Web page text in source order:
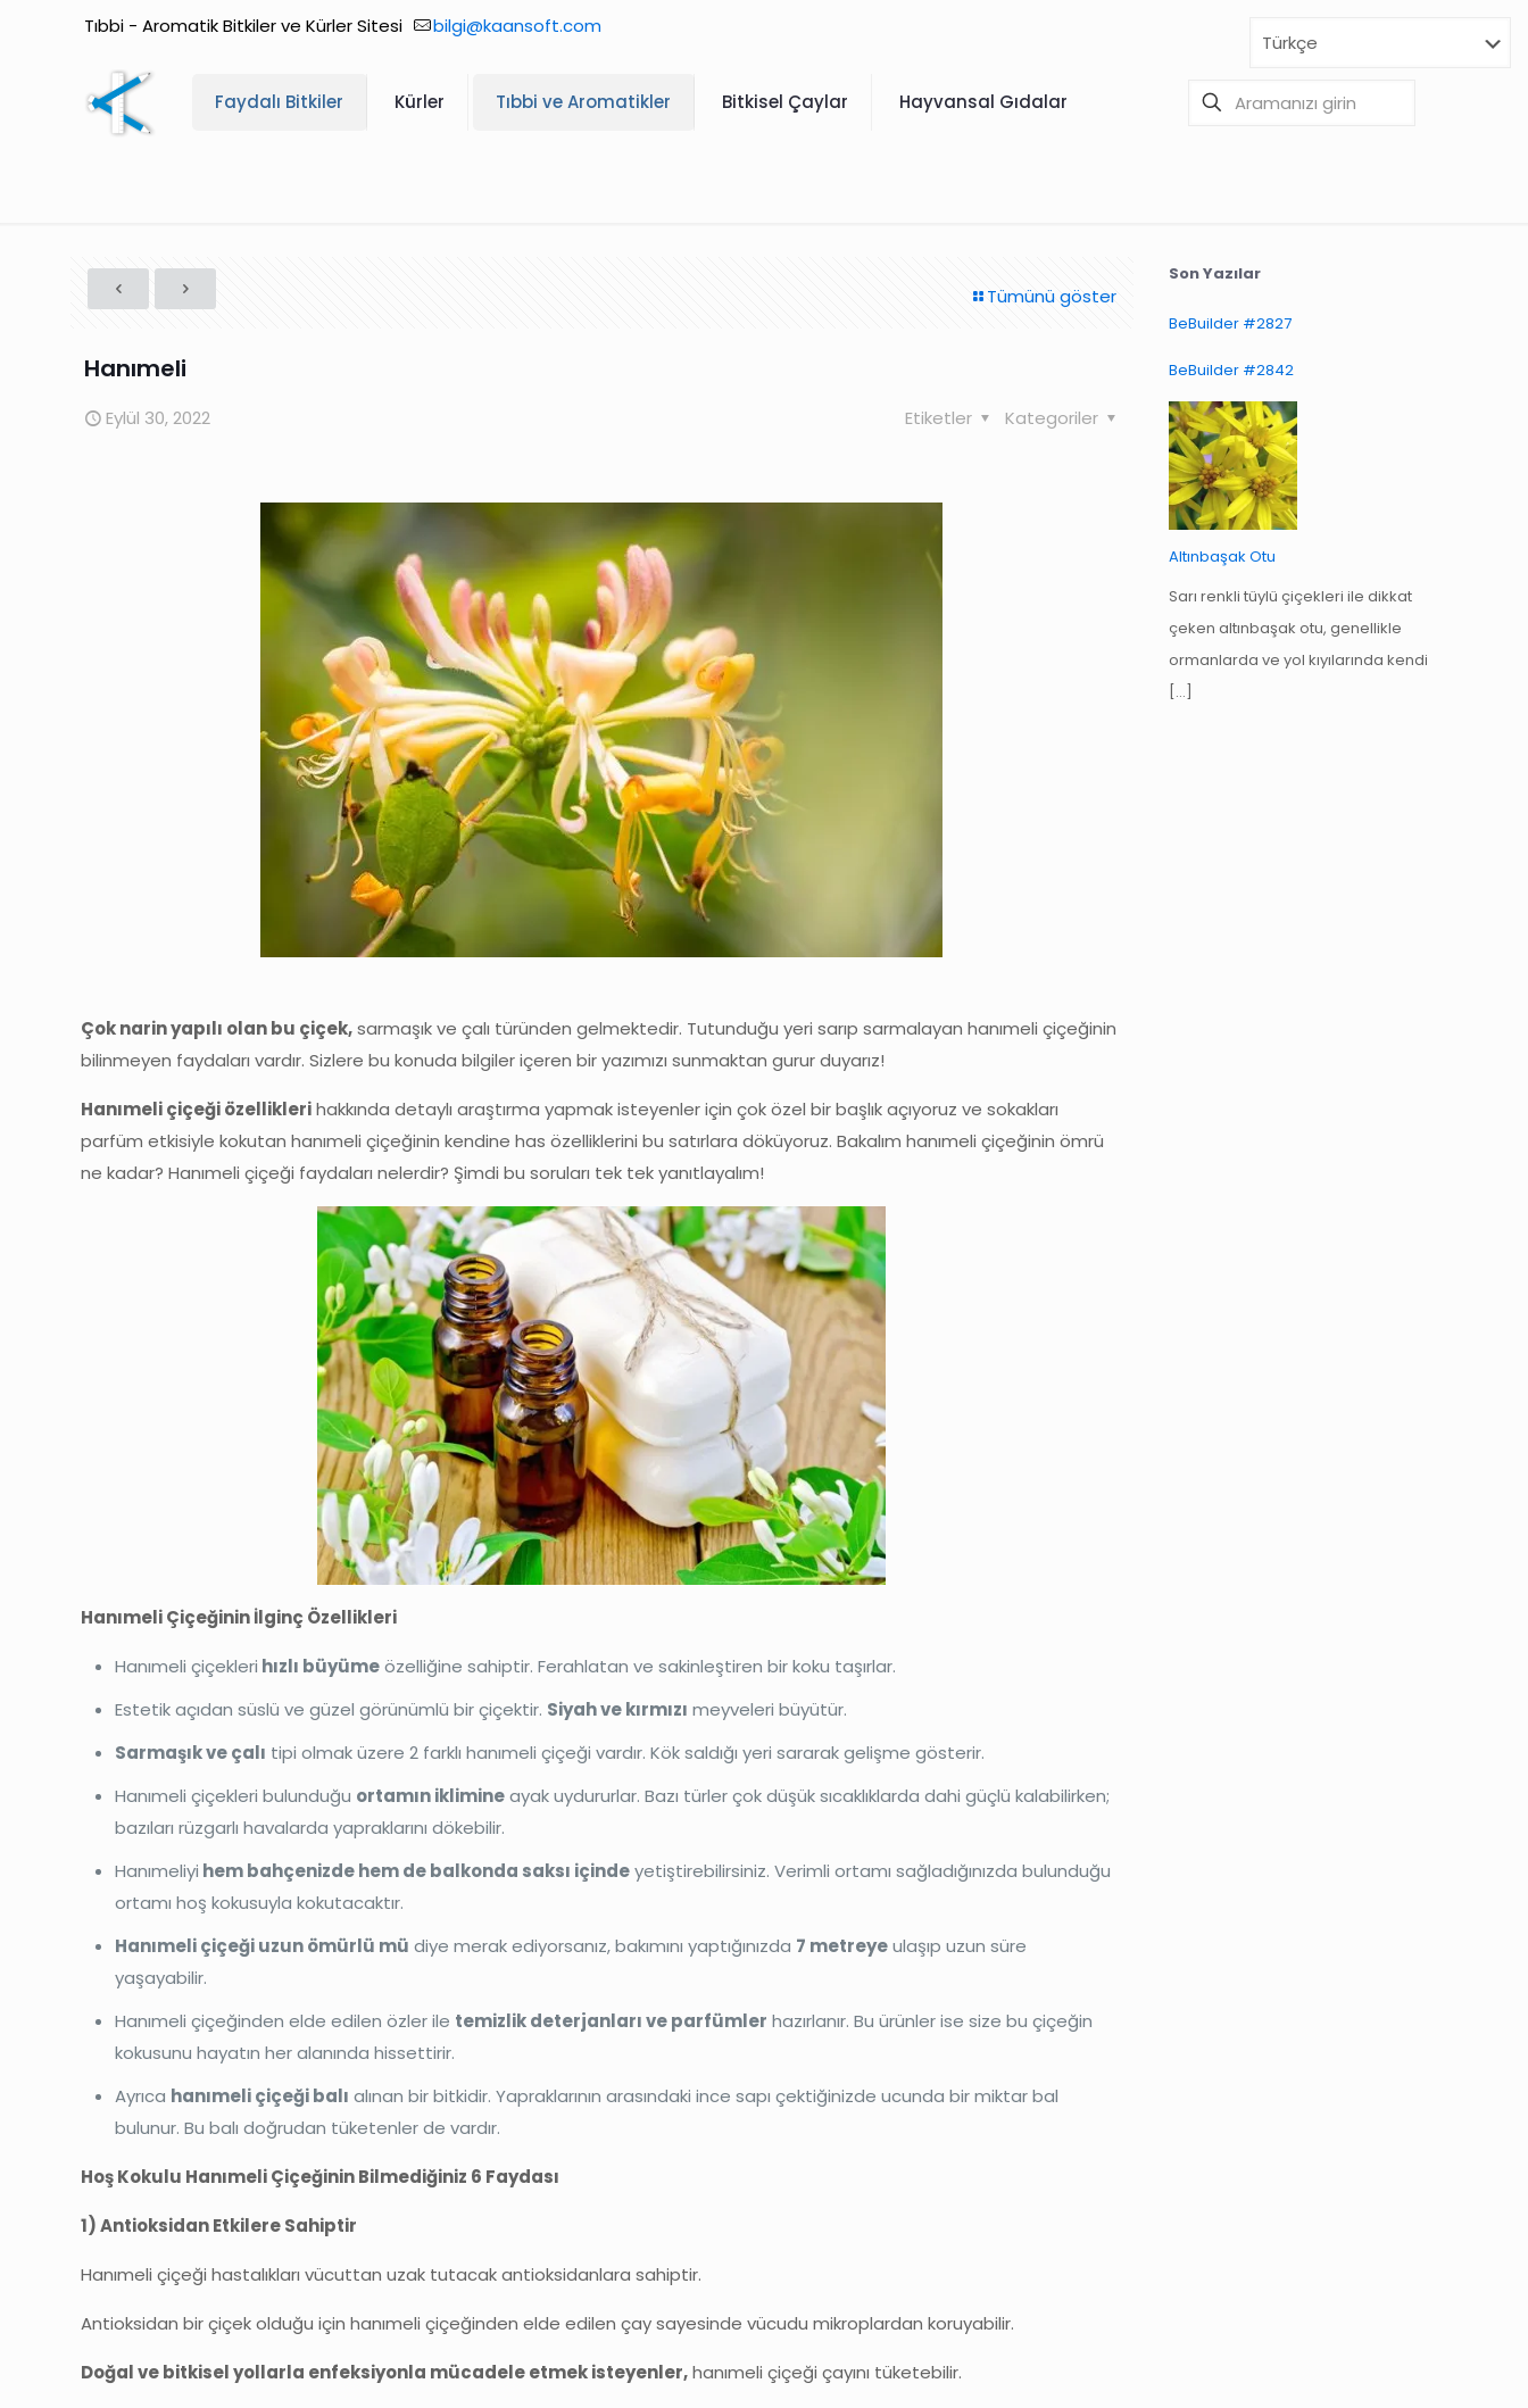
Tıbbi - Aromatik Bitkiler ve Kürler Sitesi bilgi@kaansoft.com
Faydalı Bitkiler Kürler Tıbbi ve Aromatikler Bitkisel Çaylar Hayvansal Gıdalar
Tümünü göster
Hanımeli
Eylül 30, 2022 Kategoriler
Etiketler
Çok narin yapılı olan bu çiçek,sarmaşık ve çalı türünden gelmektedir. Tutunduğu yeri sarıp sarmalayan hanımeli çiçeğinin
bilinmeyen faydaları vardır. Sizlere bu konuda bilgiler içeren bir yazımızı sunmaktan gurur duyarız!
Hanımeli çiçeği özelliklerihakkında detaylı araştırma yapmak isteyenler için çok özel bir başlık açıyoruz ve sokakları
parfüm etkisiyle kokutan hanımeli çiçeğinin kendine has özelliklerini bu satırlara döküyoruz. Bakalım hanımeli çiçeğinin ömrü
ne kadar? Hanımeli çiçeği faydaları nelerdir? Şimdi bu soruları tek tek yanıtlayalım!
Hanımeli Çiçeğinin İlginç Özellikleri
Hanımeli çiçekleri hızlı büyümeözelliğine sahiptir. Ferahlatan ve sakinleştiren bir koku taşırlar.
Estetik açıdan süslü ve güzel görünümlü bir çiçektir. Siyah ve kırmızı meyveleri büyütür.
Sarmaşık ve çalı tipi olmak üzere 2 farklı hanımeli çiçeği vardır. Kök saldığı yeri sararak gelişme gösterir.
Hanımeli çiçekleri bulunduğu ortamın iklimineayak uydururlar. Bazı türler çok düşük sıcaklıklarda dahi güçlü kalabilirken;
bazıları rüzgarlı havalarda yapraklarını dökebilir.
Hanımeliyi hem bahçenizde hem de balkonda saksı içindeyetiştirebilirsiniz. Verimli ortamı sağladığınızda bulunduğu
ortamı hoş kokusuyla kokutacaktır.
Hanımeli çiçeği uzun ömürlü mü diye merak ediyorsanız, bakımını yaptığınızda 7 metreyeulaşıp uzun süre
yaşayabilir.
Hanımeli çiçeğinden elde edilen özler ile temizlik deterjanları ve parfümler hazırlanır. Bu ürünler ise size bu çiçeğin
kokusunu hayatın her alanında hissettirir.
Ayrıca hanımeli çiçeği balı alınan bir bitkidir. Yapraklarının arasındaki ince sapı çektiğinizde ucunda bir miktar bal
bulunur. Bu balı doğrudan tüketenler de vardır.
Hoş Kokulu Hanımeli Çiçeğinin Bilmediğiniz 6 Faydası
1) Antioksidan Etkilere Sahiptir
Hanımeli çiçeği hastalıkları vücuttan uzak tutacak antioksidanlara sahiptir.
Antioksidan bir çiçek olduğu için hanımeli çiçeğinden elde edilen çay sayesinde vücudu mikroplardan koruyabilir.
Doğal ve bitkisel yollarla enfeksiyonla mücadele etmek isteyenler,hanımeli çiçeği çayını tüketebilir.
Son Yazılar
BeBuilder #2827
BeBuilder #2842
Altınbaşak Otu
Sarı renkli tüylü çiçekleri ile dikkat
çeken altınbaşak otu, genellikle
ormanlarda ve yol kıyılarında kendi
[…]